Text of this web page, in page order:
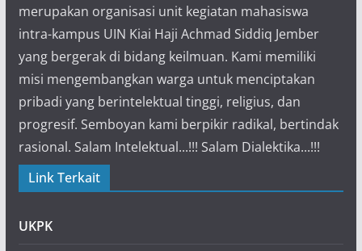
merupakan organisasi unit kegiatan mahasiswa
intra-kampus UIN Kiai Haji Achmad Siddiq Jember
yang bergerak di bidang keilmuan. Kami memiliki
misi mengembangkan warga untuk menciptakan
pribadi yang berintelektual tinggi, religius, dan
progresif. Semboyan kami berpikir radikal, bertindak
rasional. Salam Intelektual...!!! Salam Dialektika...!!!
Link Terkait
UKPK